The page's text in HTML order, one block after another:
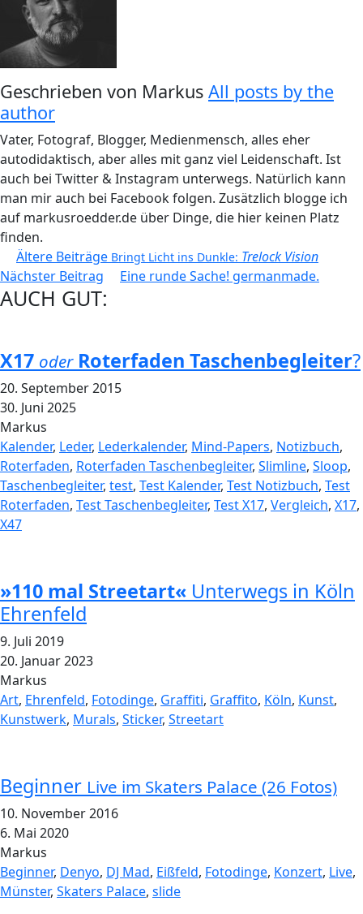
Geschrieben von Markus All posts by the
author
Vater, Fotograf, Blogger, Medienmensch, alles eher
autodidaktisch, aber alles mit ganz viel Leidenschaft. Ist
auch bei Twitter & Instagram unterwegs. Natürlich kann
man mir auch bei Facebook folgen. Zusätzlich blogge ich
auf markusroedder.de über Dinge, die hier keinen Platz
finden.
Beitragsnavigation
Ältere Beiträge Bringt Licht ins Dunkle: Trelock Vision
Nächster Beitrag
Eine runde Sache! germanmade.
AUCH GUT:
X17 oder Roterfaden Taschenbegleiter?
20. September 2015
30. Juni 2025
Markus
Kalender, Leder, Lederkalender, Mind-Papers, Notizbuch,
Roterfaden, Roterfaden Taschenbegleiter, Slimline, Sloop,
Taschenbegleiter, test, Test Kalender, Test Notizbuch, Test
Roterfaden, Test Taschenbegleiter, Test X17, Vergleich, X17,
X47
»110 mal Streetart« Unterwegs in Köln
Ehrenfeld
9. Juli 2019
20. Januar 2023
Markus
Art, Ehrenfeld, Fotodinge, Graffiti, Graffito, Köln, Kunst,
Kunstwerk, Murals, Sticker, Streetart
Beginner Live im Skaters Palace (26 Fotos)
10. November 2016
6. Mai 2020
Markus
Beginner, Denyo, DJ Mad, Eißfeld, Fotodinge, Konzert, Live,
Münster, Skaters Palace, slide